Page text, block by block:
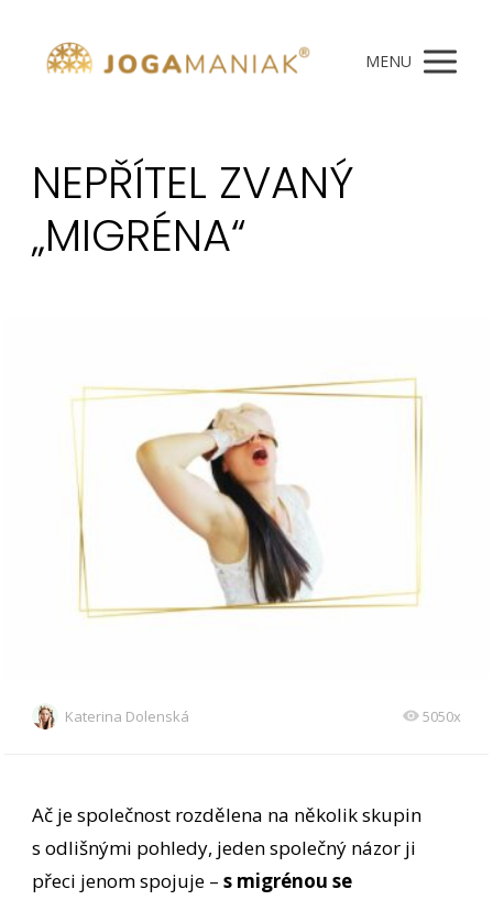
MENU
NEPŘÍTEL ZVANÝ
„MIGRÉNA“
Katerina Dolenská 5050x
Ač je společnost rozdělena na několik skupin
s odlišnými pohledy, jeden společný názor ji
přeci jenom spojuje –s migrénou se